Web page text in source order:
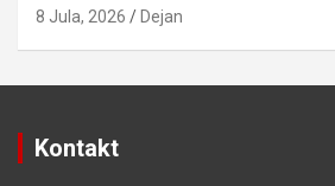
8 Jula, 2026 Dejan
Kontakt